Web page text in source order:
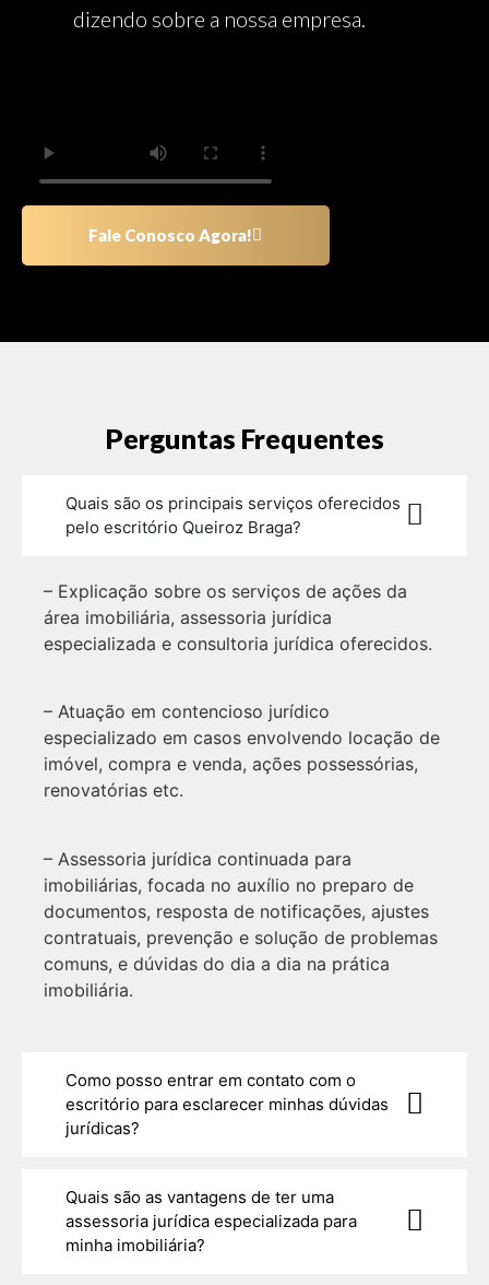
dizendo sobre a nossa empresa.
Fale Conosco Agora!
Perguntas Frequentes
Quais são os principais serviços oferecidos
pelo escritório Queiroz Braga?
– Explicação sobre os serviços de ações da
área imobiliária, assessoria jurídica
especializada e consultoria jurídica oferecidos.
– Atuação em contencioso jurídico
especializado em casos envolvendo locação de
imóvel, compra e venda, ações possessórias,
renovatórias etc.
– Assessoria jurídica continuada para
imobiliárias, focada no auxílio no preparo de
documentos, resposta de notificações, ajustes
contratuais, prevenção e solução de problemas
comuns, e dúvidas do dia a dia na prática
imobiliária.
Como posso entrar em contato com o
escritório para esclarecer minhas dúvidas
jurídicas?
Quais são as vantagens de ter uma
assessoria jurídica especializada para
minha imobiliária?